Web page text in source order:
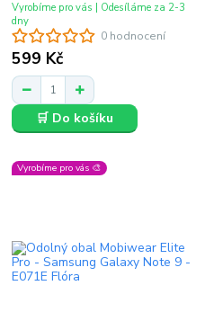
0 hodnocení
599 Kč
Vyrobíme pro vás | Odesíláme za 2-3
dny
🛒 Do košíku
Vyrobíme pro vás 🎨